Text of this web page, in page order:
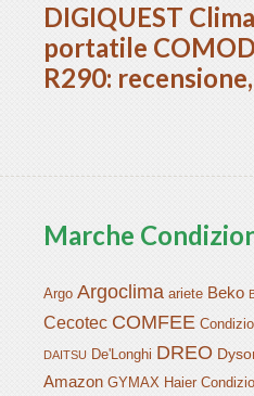
DIGIQUEST
portatile
R290:
Marche
Argo Argoclima ariete Beko
Cecotec COMFEE
DAITSU De'Longhi DREO
Amazon GYMAX Haier